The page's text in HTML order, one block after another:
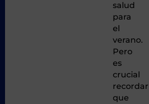
salud
para
el
verano.
Pero
es
crucial
recordar
que